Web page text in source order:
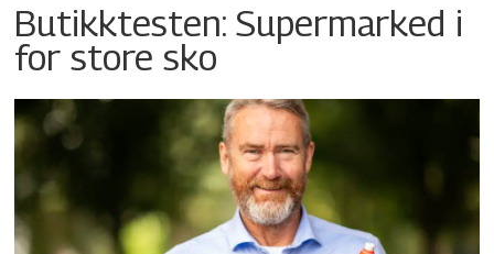
Butikktesten: Supermarked i
for store sko